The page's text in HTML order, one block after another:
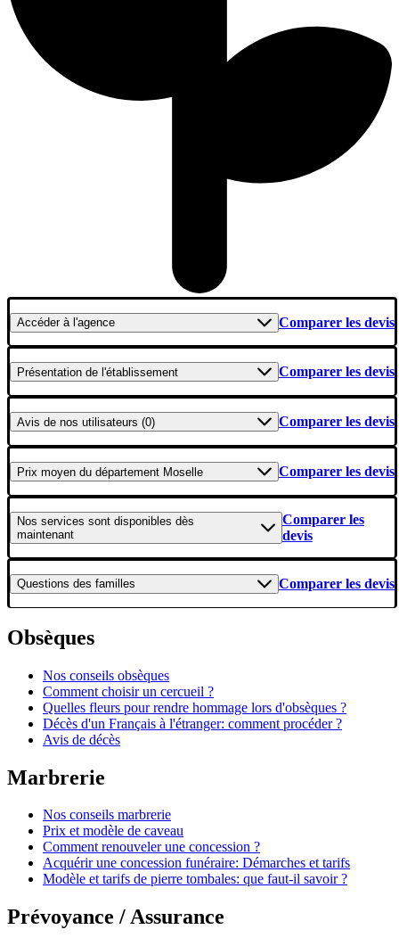
Accéderà l'agence Comparer les devis
Présentation de l'établissement Comparer les devis
Avis de nos utilisateurs (0) Comparer les devis
Prix moyen du département Moselle Comparer les devis
Nos services sont disponibles dès
maintenant
Comparer les
devis
Questions des familles Comparer les devis
Obsèques
Nos conseils obsèques
Comment choisir un cercueil ?
Quelles fleurs pour rendre hommage lors d'obsèques ?
Décès d'un Français à l'étranger: comment procéder ?
Avis de décès
Marbrerie
Nos conseils marbrerie
Prix et modèle de caveau
Comment renouveler une concession ?
Acquérir une concession funéraire: Démarches et tarifs
Modèle et tarifs de pierre tombales: que faut-il savoir ?
Prévoyance / Assurance